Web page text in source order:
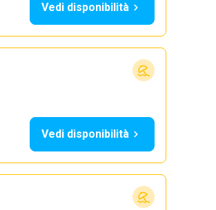
Vedi disponibilità
Vedi disponibilità